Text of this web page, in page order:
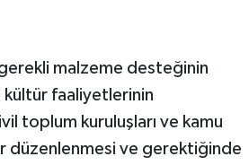
malzeme desteğinin
kültür faaliyetlerinin
toplum kuruluşları ve kamu
düzenlenmesi ve gerektiğinde